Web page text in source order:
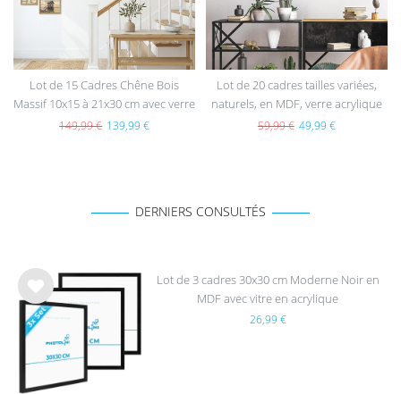
Lot de 15 Cadres Chêne Bois
Massif 10x15 à 21x30 cm avec verre
acrylique
149,99 € 139,99 €
Lot de 20 cadres tailles variées,
naturels, en MDF, verre acrylique
59,99 € 49,99 €
DERNIERS CONSULTÉS
List
e de
sou
s
Lot de 3 cadres 30x30 cm Moderne Noir en
MDF avec vitre en acrylique
26,99 €